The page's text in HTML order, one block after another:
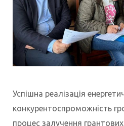
Успішна реалізація
конкурентоспроможність
процес залучення